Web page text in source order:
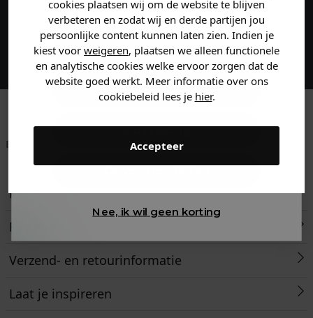
cookies plaatsen wij om de website te blijven
verbeteren en zodat wij en derde partijen jou
persoonlijke content kunnen laten zien. Indien je
kiest voor weigeren, plaatsen we alleen functionele
en analytische cookies welke ervoor zorgen dat de
website goed werkt. Meer informatie over ons
cookiebeleid lees je hier.
Accepteer
Maak een account aan en ontvang 5%
korting op je eerste bestelling!
Betaal achteraf met
Voor 23:59 besteld
Klantenservice
Retourneren
Verzend- en retourinformatie
Laat je inspireren
Heren kleding
Dames kleding
Kids kleding
Nee, ik wil geen korting